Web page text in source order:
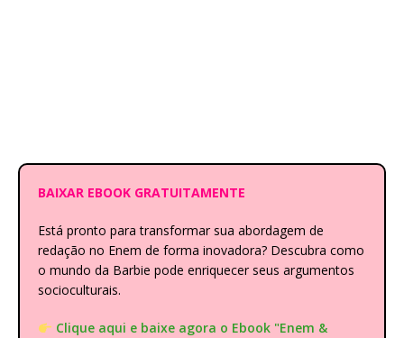
BAIXAR EBOOK GRATUITAMENTE
Está pronto para transformar sua abordagem de
redação no Enem de forma inovadora? Descubra como
o mundo da Barbie pode enriquecer seus argumentos
socioculturais.
Clique aqui e baixe agora o Ebook "Enem &